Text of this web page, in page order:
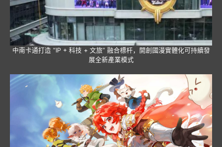
中南卡通打造 “IP + 科技 + 文旅” 融合標杆，開創國漫實體化可持續發
展全新產業模式